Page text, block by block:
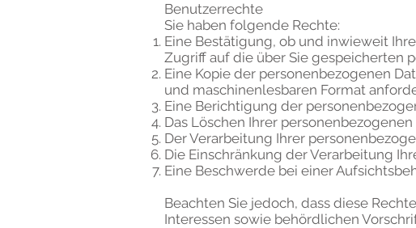
Benutzerrechte
Sie haben folgende Rechte:
Eine Bestätigung, ob und inwieweit
Zugriff auf die über Sie gespeicherten
Eine Kopie der personenbezogenen
und maschinenlesbaren Format
Eine Berichtigung der
Das Löschen Ihrer
Der Verarbeitung Ihrer
Die Einschränkung der Verarbeitung
Eine Beschwerde bei einer
Beachten Sie jedoch, dass diese
Interessen sowie behördlichen